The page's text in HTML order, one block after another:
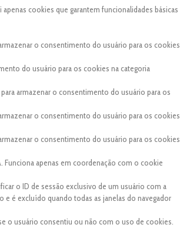
cookies que garantem funcionalidades básicas
o consentimento do usuário para os cookies
do usuário para os cookies na categoria
armazenar o consentimento do usuário para os
o consentimento do usuário para os cookies
o consentimento do usuário para os cookies
Funciona apenas em coordenação com o cookie
o ID de sessão exclusivo de um usuário com a
é excluído quando todas as janelas do navegador
o usuário consentiu ou não com o uso de cookies.